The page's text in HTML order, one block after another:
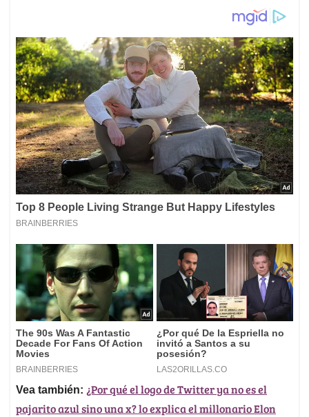
Vea también: ¿Por qué el logo de Twitter ya no es el
pajarito azul sino una x? lo explica el millonario Elon